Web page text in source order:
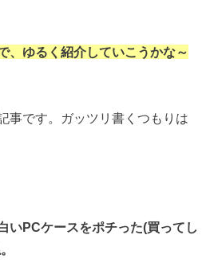
、ゆるく紹介していこうかな～
事です。ガッツリ書くつもりは
いPCケースをポチった(買ってし